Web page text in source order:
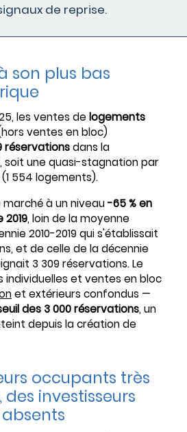
de reprise.
son plus bas
les ventes de logements
ventes en bloc)
réservationsdans la
soit une quasi-stagnation par
554 logements).
à un niveau-65 % en
, loin de la moyenne
2010-2019 qui s'établissait
et de celle de la décennie
3 309 réservations. Le
individuelles et ventes en bloc
et extérieurs confondus —
des 3 000 réservations, un
depuis la création de
occupants très
investisseurs